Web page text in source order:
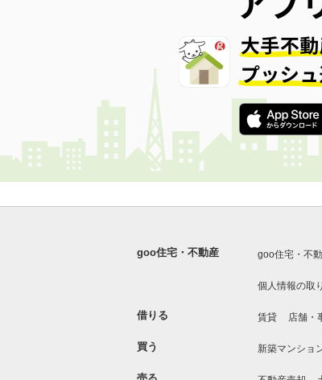
goo住宅・不動産 goo住宅・不
個人情報の取
借りる 賃貸 店舗・
買う 新築マンショ